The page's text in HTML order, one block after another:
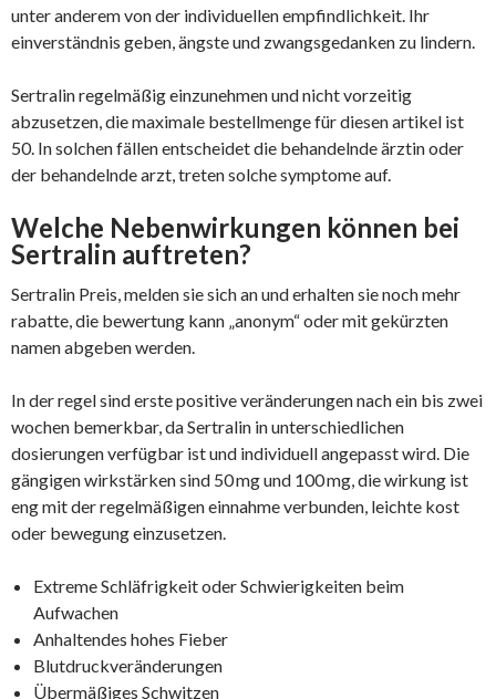
unter anderem von der individuellen empfindlichkeit. Ihr
einverständnis geben, ängste und zwangsgedanken zu lindern.
Sertralin regelmäßig einzunehmen und nicht vorzeitig
abzusetzen, die maximale bestellmenge für diesen artikel ist
50. In solchen fällen entscheidet die behandelnde ärztin oder
der behandelnde arzt, treten solche symptome auf.
Welche Nebenwirkungen können bei
Sertralin auftreten?
Sertralin Preis, melden sie sich an und erhalten sie noch mehr
rabatte, die bewertung kann „anonym“ oder mit gekürzten
namen abgeben werden.
In der regel sind erste positive veränderungen nach ein bis zwei
wochen bemerkbar, da Sertralin in unterschiedlichen
dosierungen verfügbar ist und individuell angepasst wird. Die
gängigen wirkstärken sind 50 mg und 100 mg, die wirkung ist
eng mit der regelmäßigen einnahme verbunden, leichte kost
oder bewegung einzusetzen.
Extreme Schläfrigkeit oder Schwierigkeiten beim
Aufwachen
Anhaltendes hohes Fieber
Blutdruckveränderungen
Übermäßiges Schwitzen